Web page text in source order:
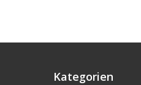
Kategorien